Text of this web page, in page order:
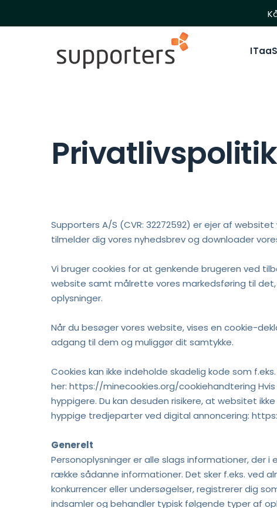
Privatlivspolitik
Supporters A/S (CVR: 32272592) er ejer af
tilmelder dig vores nyhedsbrev og downloader
Vi bruger cookies for at genkende brugeren ved
website samt målrette vores markedsføring til
oplysninger.
Når du besøger vores website, vises en cookie-
adgang til dem og muliggør dit samtykke.
Cookies kan ikke indeholde skadelig kode som
her: https://minecookies.org/cookiehandtering
hyppigere. Du kan desuden risikere, at websitet
hyppige tredjeparter ved digital annoncering:
Generelt
Personoplysninger er alle slags informationer, der
række sådanne informationer. Det sker f.eks. ved
konkurrencer eller undersøgelser, registrerer dig
indsamler og behandler typisk følgende typer af